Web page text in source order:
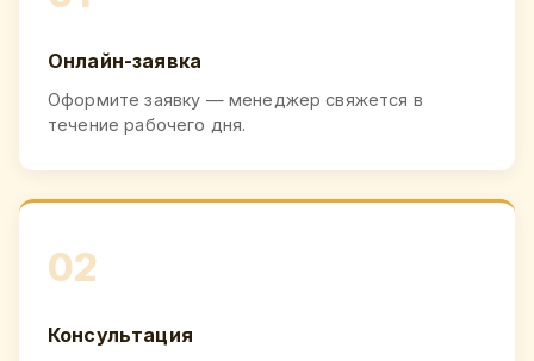
Онлайн-заявка
Оформите заявку — менеджер свяжется в
течение рабочего дня.
02
Консультация